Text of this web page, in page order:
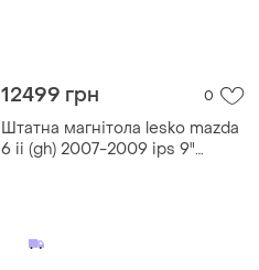
12499 грн 0
Штатна магнітола lesko mazda
6 ii (gh) 2007-2009 ips 9"